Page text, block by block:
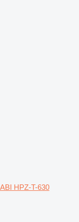
HPZ-T-630